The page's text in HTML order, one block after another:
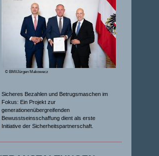
© BMI/Jürgen Makowecz
Sicheres Bezahlen und Betrugsmaschen im
Fokus: Ein Projekt zur
generationenübergreifenden
Bewusstseinsschaffung dient als erste
Initiative der Sicherheitspartnerschaft.